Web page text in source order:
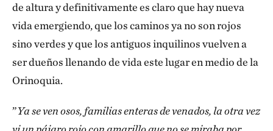
de altura y definitivamente es claro que hay nueva
vida emergiendo, que los caminos ya no son rojos
sino verdes y que los antiguos inquilinos vuelven a
ser dueños llenando de vida este lugar en medio de la
Orinoquia.
”Ya se ven osos, familias enteras de venados, la otra vez